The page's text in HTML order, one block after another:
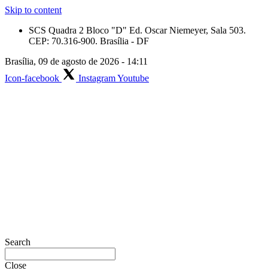
Skip to content
SCS Quadra 2 Bloco "D" Ed. Oscar Niemeyer, Sala 503.
CEP: 70.316-900. Brasília - DF
Brasília, 09 de agosto de 2026 - 14:11
Icon-facebook
InstagramYoutube
Search
Close